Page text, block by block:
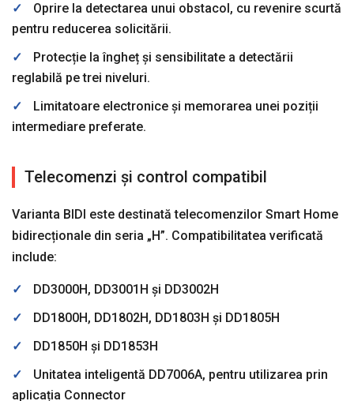
✓
Oprire la detectarea unui obstacol, cu revenire scurtă
pentru reducerea solicitării.
✓
Protecție la îngheț și sensibilitate a detectării
reglabilă pe trei niveluri.
✓
Limitatoare electronice și memorarea unei poziții
intermediare preferate.
Telecomenzi și control compatibil
Varianta BIDI este destinată telecomenzilor Smart Home
bidirecționale din seria „H”. Compatibilitatea verificată
include:
✓
DD3000H, DD3001H și DD3002H
✓
DD1800H, DD1802H, DD1803H și DD1805H
✓
DD1850H și DD1853H
✓
Unitatea inteligentă DD7006A, pentru utilizarea prin
aplicația Connector